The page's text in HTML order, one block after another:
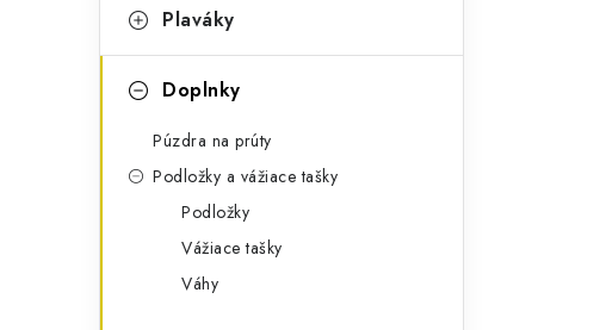
l
Plaváky
Doplnky
Púzdra na prúty
Podložky a vážiace tašky
Podložky
Vážiace tašky
Váhy